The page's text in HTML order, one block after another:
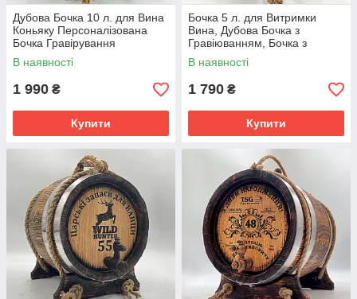
Дубова Бочка 10 л. для Вина
Коньяку Персоналізована
Бочка Гравірування
Подарунок Чоловікові
В наявності
1 990 ₴
Купити
Бочка 5 л. для Витримки
Вина, Дубова Бочка з
Гравіюванням, Бочка з
Колотого Дуба для Віскі
В наявності
1 790 ₴
Купити